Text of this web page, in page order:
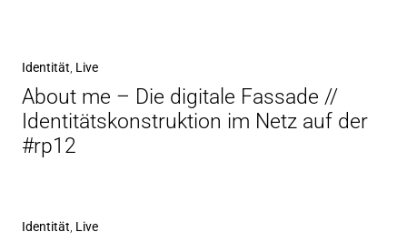
Identität Live
About me – Die digitale Fassade //
Identitätskonstruktion im Netz auf der
#rp12
Identität Live